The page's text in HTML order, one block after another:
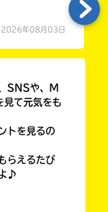
2026年08月03日
SNSや、M
て元気をも
トを見るの
らえるたび
♪